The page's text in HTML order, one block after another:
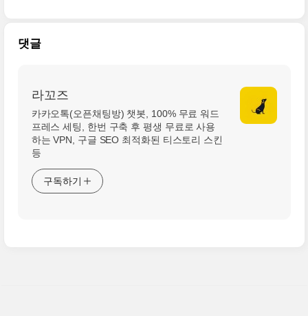
댓글
라꼬즈
카카오톡(오픈채팅방) 챗봇, 100% 무료 워드
프레스 세팅, 한번 구축 후 평생 무료로 사용
하는 VPN, 구글 SEO 최적화된 티스토리 스킨
등
구독하기